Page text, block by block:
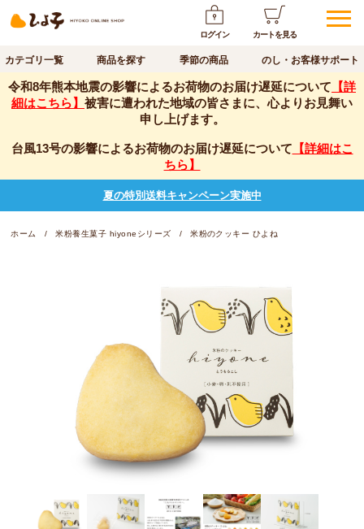
ログイン カートを見る
カテゴリ一覧 商品を探す 季節の商品 のし・お客様サポート
令和8年熊本地震の影響によるお荷物のお届け遅延について 【詳
細はこちら】 被害に遭われた地域の皆さまに、心よりお見舞い
申し上げます。
台風13号の影響によるお荷物のお届け遅延について 【詳細はこ
ちら】
夏の特別送料キャンペーン実施中
ホーム 米粉養生菓子 hiyoneシリーズ 米粉のクッキー ひよね